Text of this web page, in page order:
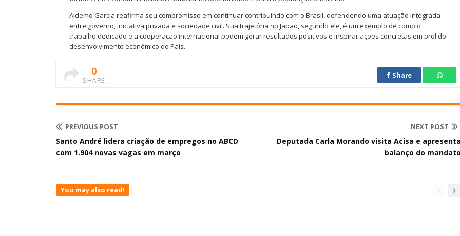
Aldemo Garcia reafirma seu compromisso em continuar contribuindo com o Brasil, defendendo uma atuação integrada
entre governo, iniciativa privada e sociedade civil. Sua trajetória no Japão, segundo ele, é um exemplo de como o
trabalho dedicado e a cooperação internacional podem gerar resultados positivos e inspirar ações concretas em prol do
desenvolvimento econômico do País.
0
SHARE
Share
PREVIOUS POST
Santo André lidera criação de empregos no ABCD
com 1.904 novas vagas em março
NEXT POST
Deputada Carla Morando visita Acisa e
balanço do
You may also read!